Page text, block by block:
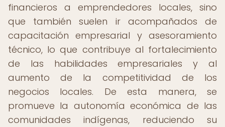
financieros a emprendedores locales, sino
que también suelen ir acompañados de
capacitación empresarial y asesoramiento
técnico, lo que contribuye al fortalecimiento
de las habilidades empresariales y al
aumento de la competitividad de los
negocios locales. De esta manera, se
promueve la autonomía económica de las
comunidades indígenas, reduciendo su